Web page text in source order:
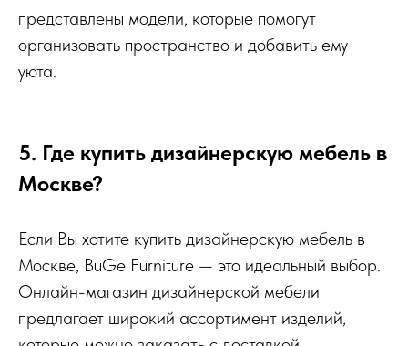
представлены модели, которые помогут
организовать пространство и добавить ему
уюта.
5. Где купить дизайнерскую мебель в
Москве?
Если Вы хотите купить дизайнерскую мебель в
Москве, BuGe Furniture — это идеальный выбор.
Онлайн-магазин дизайнерской мебели
предлагает широкий ассортимент изделий,